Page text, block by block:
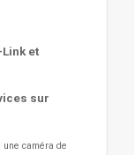
et
sur
caméra de